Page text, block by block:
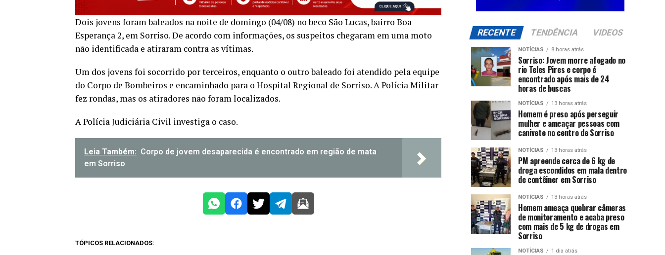
Dois jovens foram baleados na noite de domingo (04/08) no beco São Lucas, bairro Boa
Esperança 2, em Sorriso. De acordo com informações, os suspeitos chegaram em uma moto
não identificada e atiraram contra as vítimas.
Um dos jovens foi socorrido por terceiros, enquanto o outro baleado foi atendido pela equipe
do Corpo de Bombeiros e encaminhado para o Hospital Regional de Sorriso. A Polícia Militar
fez rondas, mas os atiradores não foram localizados.
A Polícia Judiciária Civil investiga o caso.
Leia Também: Corpo de jovem desaparecida é encontrado em região de mata
em Sorriso
TÓPICOS RELACIONADOS:
RECENTE TENDÊNCIA VIDEOS
NOTÍCIAS 8 horas atrás
Sorriso: Jovem morre afogado no
rio Teles Pires e corpo é
encontrado após mais de 24
horas de buscas
NOTÍCIAS 13 horas atrás
Homem é preso após perseguir
mulher e ameaçar pessoas com
canivete no centro de Sorriso
NOTÍCIAS 13 horas atrás
PM apreende cerca de 6 kg de
droga escondidos em mala dentro
de contêiner em Sorriso
NOTÍCIAS 13 horas atrás
Homem ameaça quebrar câmeras
de monitoramento e acaba preso
com mais de 5 kg de drogas em
Sorriso
NOTÍCIAS 1 dia atrás